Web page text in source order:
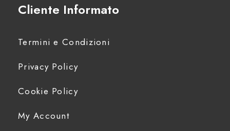
Cliente Informato
Termini e Condizioni
Privacy Policy
Cookie Policy
My Account